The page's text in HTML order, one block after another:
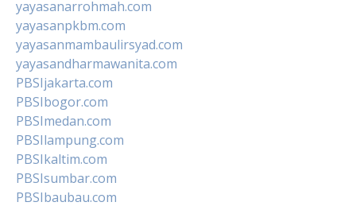
yayasanarrohmah.com
yayasanpkbm.com
yayasanmambaulirsyad.com
yayasandharmawanita.com
PBSIjakarta.com
PBSIbogor.com
PBSImedan.com
PBSIlampung.com
PBSIkaltim.com
PBSIsumbar.com
PBSIbaubau.com